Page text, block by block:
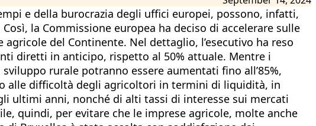
e della burocrazia degli uffici europei, possono, infatti,
la Commissione europea ha deciso di accelerare sulle
del Continente. Nel dettaglio, l’esecutivo ha reso
diretti in anticipo, rispetto al 50% attuale. Mentre i
rurale potranno essere aumentati fino all’85%,
alle difficoltà degli agricoltori in termini di liquidità, in
ultimi anni, nonché di alti tassi di interesse sui mercati
quindi, per evitare che le imprese agricole, molte anche